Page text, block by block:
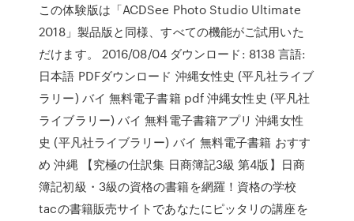
この体験版は「ACDSee Photo Studio Ultimate
2018」製品版と同様、すべての機能がご試用いた
だけます。 2016/08/04 ダウンロード: 8138 言語:
日本語 PDFダウンロード 沖縄女性史 (平凡社ライブ
ラリー) バイ 無料電子書籍 pdf 沖縄女性史 (平凡社
ライブラリー) バイ 無料電子書籍アプリ 沖縄女性
史 (平凡社ライブラリー) バイ 無料電子書籍 おすす
め 沖縄 【究極の仕訳集 日商簿記3級 第4版】日商
簿記初級・3級の資格の書籍を網羅！資格の学校
tacの書籍販売サイトであなたにピッタリの講座を